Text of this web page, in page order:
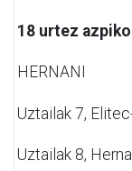
18 urtez
HERNANI
Uztailak 7,
Uztailak 8,